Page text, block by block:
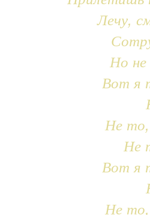
Лечу,
Но не
Вот я
Не то,
Не
Вот я
Не то,